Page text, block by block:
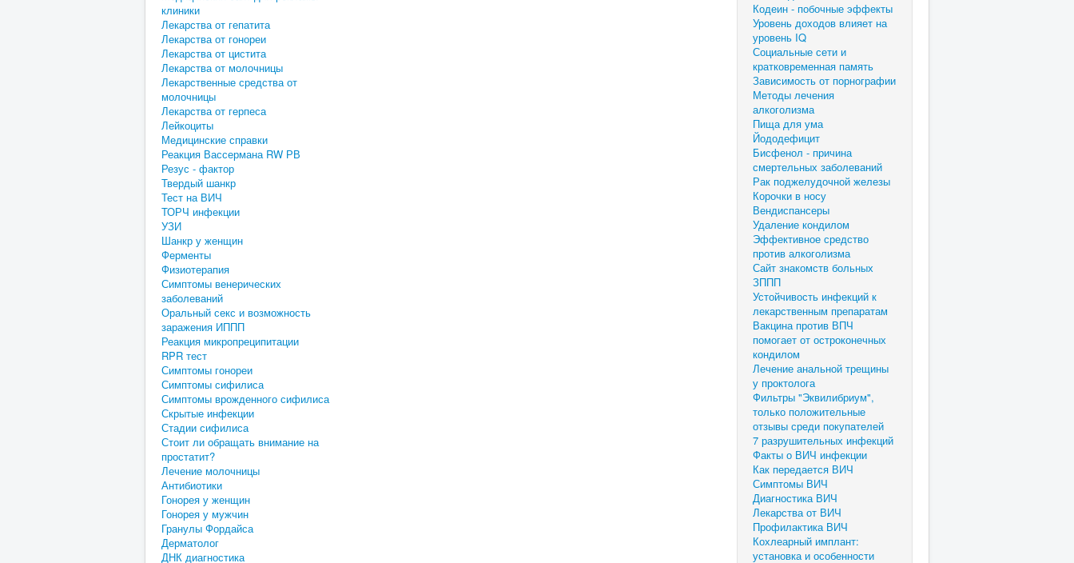
клиники
Лекарства от гепатита
Лекарства от гонореи
Лекарства от цистита
Лекарства от молочницы
Лекарственные средства от
молочницы
Лекарства от герпеса
Лейкоциты
Медицинские справки
Реакция Вассермана RW РВ
Резус - фактор
Твердый шанкр
Тест на ВИЧ
ТОРЧ инфекции
УЗИ
Шанкр у женщин
Ферменты
Физиотерапия
Симптомы венерических
заболеваний
Оральный секс и возможность
заражения ИППП
Реакция микропреципитации
RPR тест
Симптомы гонореи
Симптомы сифилиса
Симптомы врожденного сифилиса
Скрытые инфекции
Стадии сифилиса
Стоит ли обращать внимание на
простатит?
Лечение молочницы
Антибиотики
Гонорея у женщин
Гонорея у мужчин
Гранулы Фордайса
Дерматолог
ДНК диагностика
Кодеин - побочные эффекты
Уровень доходов влияет на
уровень IQ
Социальные сети и
кратковременная память
Зависимость от порнографии
Методы лечения
алкоголизма
Пища для ума
Йододефицит
Бисфенол - причина
смертельных заболеваний
Рак поджелудочной железы
Корочки в носу
Вендиспансеры
Удаление кондилом
Эффективное средство
против алкоголизма
Сайт знакомств больных
ЗППП
Устойчивость инфекций к
лекарственным препаратам
Вакцина против ВПЧ
помогает от остроконечных
кондилом
Лечение анальной трещины
у проктолога
Фильтры "Эквилибриум",
только положительные
отзывы среди покупателей
7 разрушительных инфекций
Факты о ВИЧ инфекции
Как передается ВИЧ
Симптомы ВИЧ
Диагностика ВИЧ
Лекарства от ВИЧ
Профилактика ВИЧ
Кохлеарный имплант:
установка и особенности